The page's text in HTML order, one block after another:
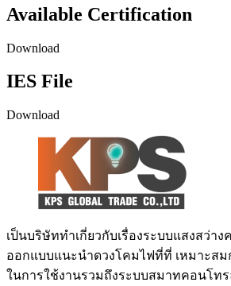
Available Certification
Download
IES File
Download
เป็นบริษัททำเกี่ยวกับเรื่องระบบแสงสว่าง
ออกแบบแนะนำดวงโคมไฟที่ที่ เหมาะส
ในการใช้งานรวมถึงระบบสมาทคอนโทร